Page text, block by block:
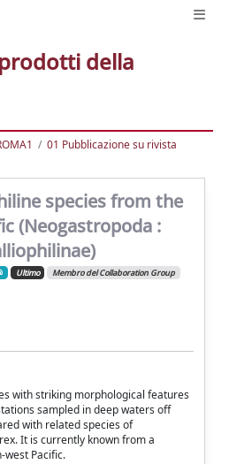
della
01 Pubblicazione su rivista
species from the
(Neogastropoda :
Ultimo Membro del Collaboration Group
with striking morphological features
sampled in deep waters off
with related species of
It is currently known from a
west Pacific.